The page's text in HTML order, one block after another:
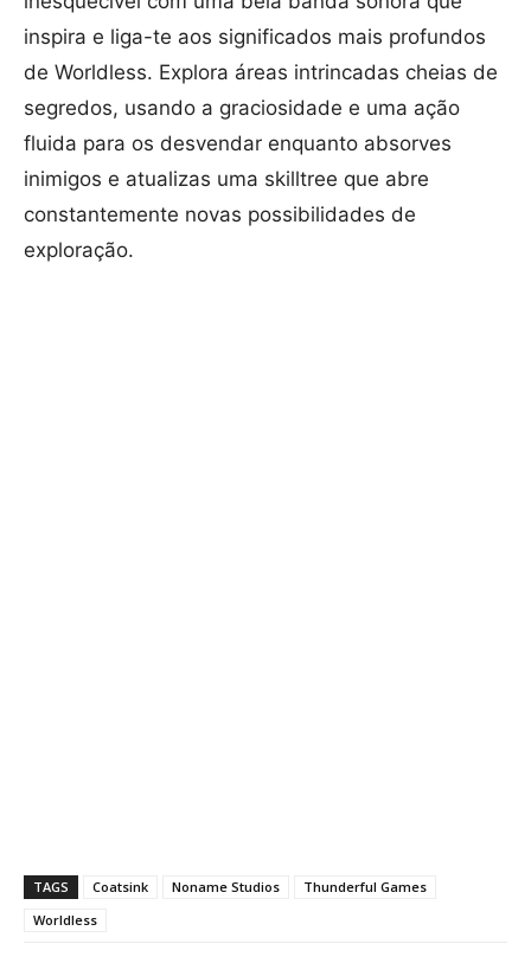
inspira e liga-te aos significados mais profundos
de Worldless. Explora áreas intrincadas cheias de
segredos, usando a graciosidade e uma ação
fluida para os desvendar enquanto absorves
inimigos e atualizas uma skilltree que abre
constantemente novas possibilidades de
exploração.
TAGS Coatsink Noname Studios
Thunderful Games
Worldless